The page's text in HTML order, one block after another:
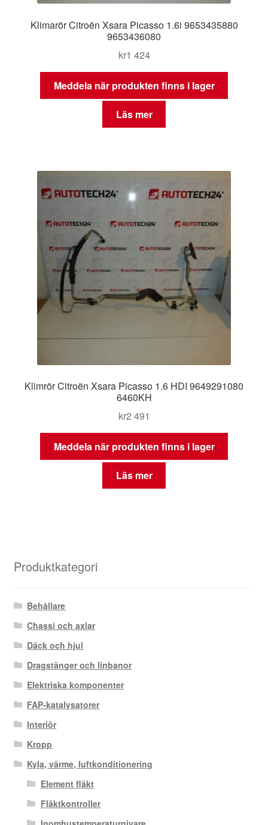
Klimarör Citroën Xsara Picasso 1.6i 9653435880
9653436080
kr1 424
Meddela när produkten finns i lager
Läs mer
Klimrör Citroën Xsara Picasso 1.6 HDI 9649291080
6460KH
kr2 491
Meddela när produkten finns i lager
Läs mer
Produktkategori
Behållare
Chassi och axlar
Däck och hjul
Dragstänger och linbanor
Elektriska komponenter
FAP-katalysatorer
Interiör
Kropp
Kyla, värme, luftkonditionering
Element fläkt
Fläktkontroller